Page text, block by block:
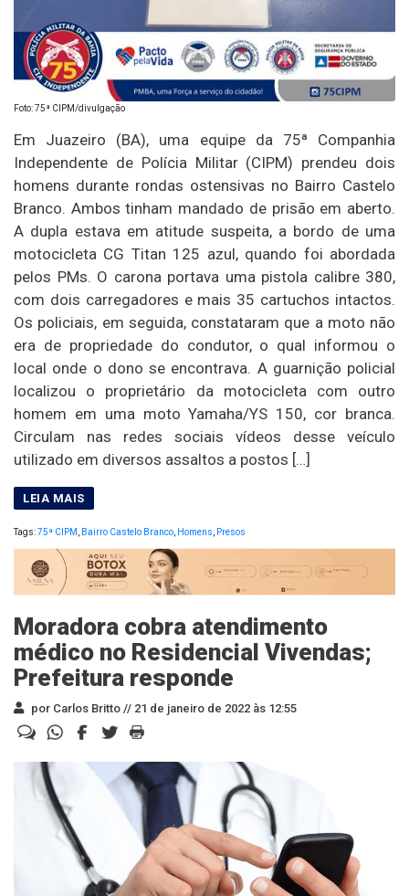
Foto: 75ª CIPM/divulgação
Em Juazeiro (BA), uma equipe da 75ª Companhia
Independente de Polícia Militar (CIPM) prendeu dois
homens durante rondas ostensivas no Bairro Castelo
Branco. Ambos tinham mandado de prisão em aberto.
A dupla estava em atitude suspeita, a bordo de uma
motocicleta CG Titan 125 azul, quando foi abordada
pelos PMs. O carona portava uma pistola calibre 380,
com dois carregadores e mais 35 cartuchos intactos.
Os policiais, em seguida, constataram que a moto não
era de propriedade do condutor, o qual informou o
local onde o dono se encontrava. A guarnição policial
localizou o proprietário da motocicleta com outro
homem em uma moto Yamaha/YS 150, cor branca.
Circulam nas redes sociais vídeos desse veículo
utilizado em diversos assaltos a postos […]
Tags:75ª CIPM Bairro Castelo Branco Homens Presos
Moradora cobra atendimento
médico no Residencial Vivendas;
Prefeitura responde
por Carlos Britto // 21 de janeiro de 2022 às 12:55